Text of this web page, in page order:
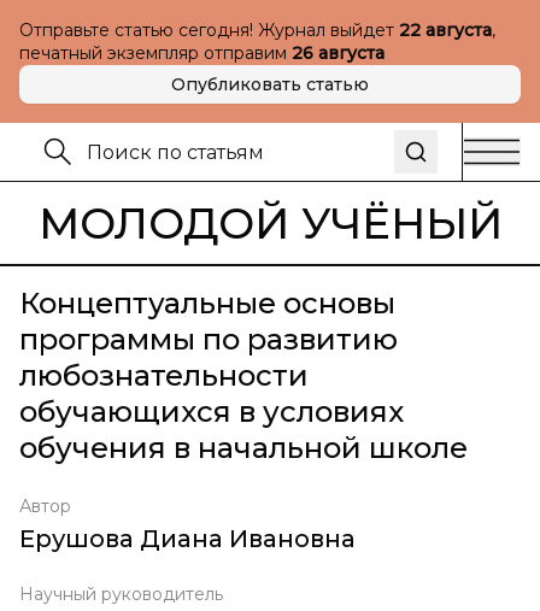
Отправьте статью сегодня! Журнал выйдет 22 августа,
печатный экземпляр отправим 26 августа
Опубликовать статью
МОЛОДОЙ УЧЁНЫЙ
Концептуальные основы
программы по развитию
любознательности
обучающихся в условиях
обучения в начальной школе
Автор
Ерушова Диана Ивановна
Научный руководитель